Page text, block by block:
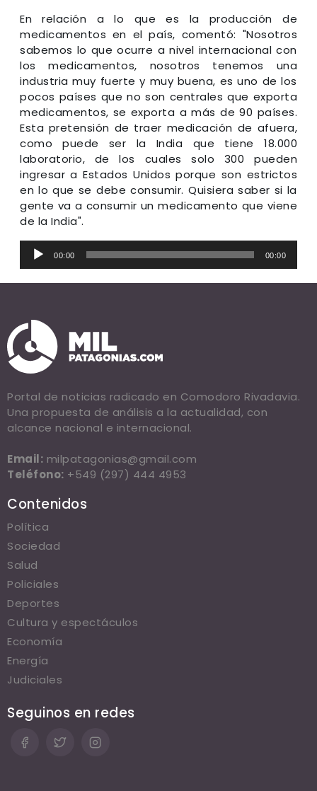
En relación a lo que es la producción de
medicamentos en el país, comentó: "Nosotros
sabemos lo que ocurre a nivel internacional con
los medicamentos, nosotros tenemos una
industria muy fuerte y muy buena, es uno de los
pocos países que no son centrales que exporta
medicamentos, se exporta a más de 90 países.
Esta pretensión de traer medicación de afuera,
como puede ser la India que tiene 18.000
laboratorio, de los cuales solo 300 pueden
ingresar a Estados Unidos porque son estrictos
en lo que se debe consumir. Quisiera saber si la
gente va a consumir un medicamento que viene
de la India".
Reproductor
00:00 00:00
Portal de noticias radicado en Comodoro Rivadavia.
Una propuesta de análisis a la actualidad, con
alcance nacional e internacional.
Email: milpatagonias@gmail.com
Teléfono: +549 (297) 444 4953
Contenidos
Política
Sociedad
Salud
Policiales
Deportes
Cultura y espectáculos
Economía
Energía
Judiciales
Seguinos en redes